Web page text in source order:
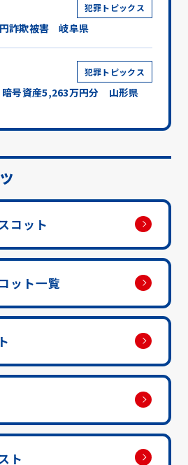
犯罪トピックス
詐欺被害 岐阜県
犯罪トピックス
号資産5,263万円分 山形県
コット
ット一覧
ト